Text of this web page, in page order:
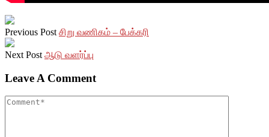
Previous Post சிறு வணிகம் – பேக்கரி
Next Post ஆடு வளர்ப்பு
Leave A Comment